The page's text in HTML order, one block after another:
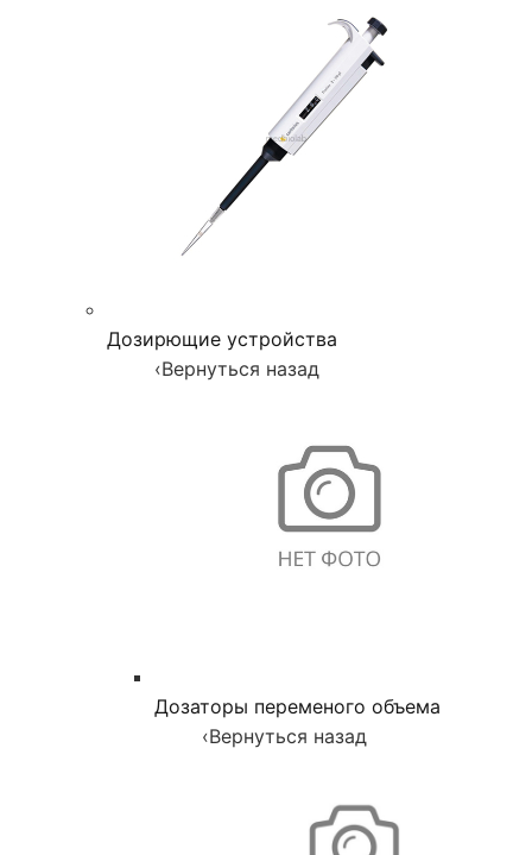
Дозирющие устройства
‹Вернуться назад
Дозаторы переменого объема
‹Вернуться назад